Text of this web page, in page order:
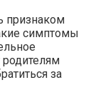
признаком
симптомы
за